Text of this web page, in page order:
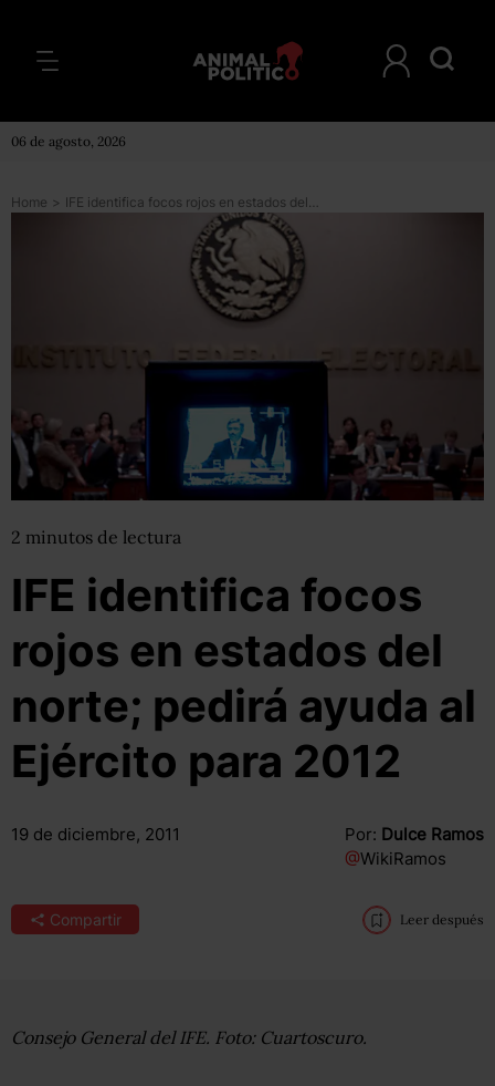
06 de agosto, 2026
Home > IFE identifica focos rojos en estados del norte; pedirá ayuda al Ejército para 2012
2 minutos de lectura
IFE identifica focos
rojos en estados del
norte; pedirá ayuda al
Ejército para 2012
19 de diciembre, 2011 Por: Dulce Ramos
@WikiRamos
Compartir Leer después
Consejo General del IFE. Foto: Cuartoscuro.